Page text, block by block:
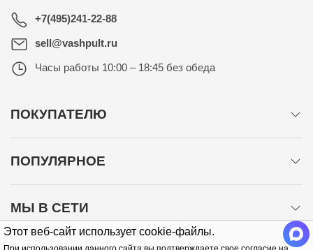
Этот веб-сайт использует cookie-файлы.
+7(495)241-22-88
sell@vashpult.ru
Часы работы 10:00 – 18:45 без обеда
ПОКУПАТЕЛЮ
ПОПУЛЯРНОЕ
МЫ В СЕТИ